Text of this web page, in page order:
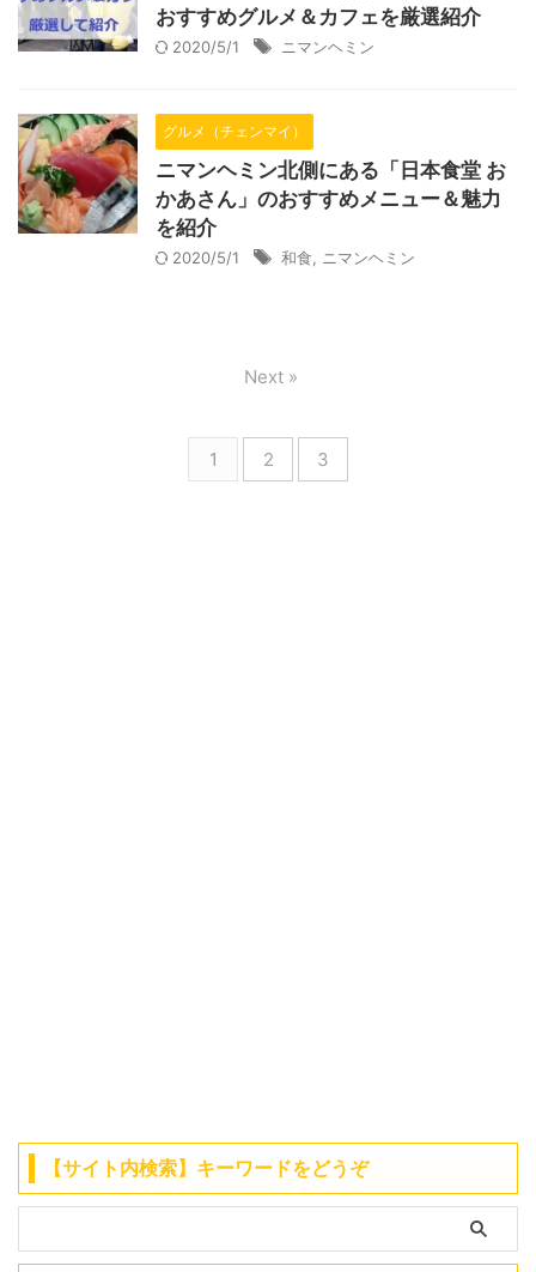
おすすめグルメ＆カフェを厳選紹介
2020/5/1 ニマンヘミン
グルメ（チェンマイ）
ニマンヘミン北側にある「日本食堂 お
かあさん」のおすすめメニュー＆魅力
を紹介
2020/5/1 和食, ニマンヘミン
1 2 3
Next »
【サイト内検索】キーワードをどうぞ